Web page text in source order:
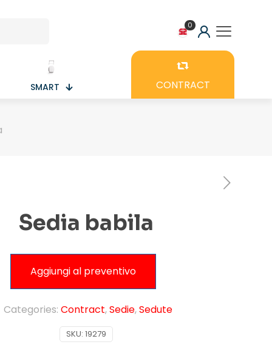
0
SMART CONTRACT
Sedia babila
Aggiungi al preventivo
SKU: 19279
Categories: Contract,Sedie,Sedute